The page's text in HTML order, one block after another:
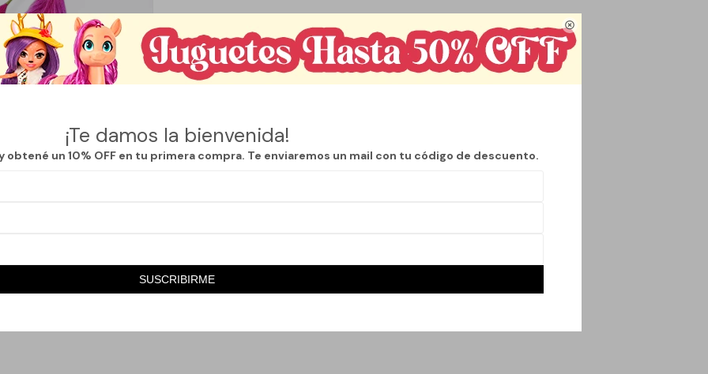

¡Te damos la bienvenida!
un 10% OFF en tu primera compra. Te enviaremos un mail con tu código de descuento.
SUSCRIBIRME
MAÑANA
ESTEPA - FUCSIA